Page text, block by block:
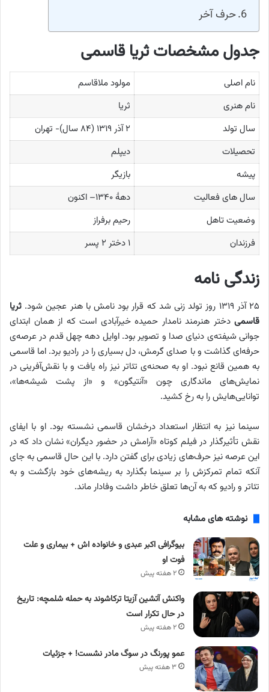
حرف آخر
جدول مشخصات ثریا قاسمی
نام اصلی
مولود ملاقاسم
نام هنری
ثریا
سال تولد
۲ آذر ۱۳۱۹ ‏(۸۴ سال)- تهران
تحصیلات
دیپلم
پیشه
بازیگر
سال های فعالیت
دههٔ ۱۳۴۰– اکنون
وضعیت تاهل
رحیم برفراز
فرزندان
۱ دختر ۲ پسر
زندگی نامه
۲۵ آذر ۱۳۱۹ روز تولد زنی شد که قرار بود نامش با هنر عجین شود.
ثریا
قاسمی دختر هنرمند نامدار حمیده خیرآبادی است که از همان ابتدای
جوانی شیفته‌ی دنیای صدا و تصویر بود. اوایل دهه چهل قدم در عرصه‌ی
حرفه‌ای گذاشت و با صدای گرمش، دل بسیاری را در رادیو برد. اما قاسمی
به همین قانع نبود. او به صحنه‌ی تئاتر نیز راه یافت و با نقش‌آفرینی در
نمایش‌های ماندگاری چون «آنتیگون» و «از پشت شیشه‌ها»،
توانایی‌هایش را به رخ کشید.
سینما نیز به انتظار استعداد درخشان قاسمی نشسته بود. او با ایفای
نقش تأثیرگذار در فیلم کوتاه «آرامش در حضور دیگران» نشان داد که در
این عرصه نیز حرف‌های زیادی برای گفتن دارد. با این حال قاسمی به جای
آنکه تمام تمرکزش را بر سینما بگذارد به ریشه‌های خود بازگشت و به
تئاتر و رادیو که به آن‌ها تعلق خاطر داشت وفادار ماند.
نوشته های مشابه
بیوگرافی اکبر عبدی و خانواده اش + بیماری و علت
فوت او
۲ هفته پیش
واکنش آتشین آزیتا ترکاشوند به حمله شلمچه: تاریخ
در حال تکرار است
۲ هفته پیش
عمو پورنگ در سوگ مادر نشست! + جزئیات
۳ هفته پیش